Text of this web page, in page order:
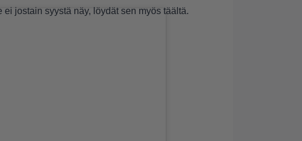
jostain syystä näy, löydät sen myös täältä.